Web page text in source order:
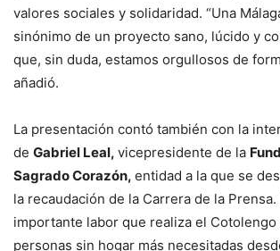
valores sociales y solidaridad. “Una
sinónimo de un proyecto sano, lúcido y
que, sin duda, estamos orgullosos de
añadió.
La presentación contó también con la
de Gabriel Leal, vicepresidente de la
Sagrado Corazón, entidad a la que se
la recaudación de la Carrera de la
importante labor que realiza el Cotolengo
personas sin hogar más necesitadas